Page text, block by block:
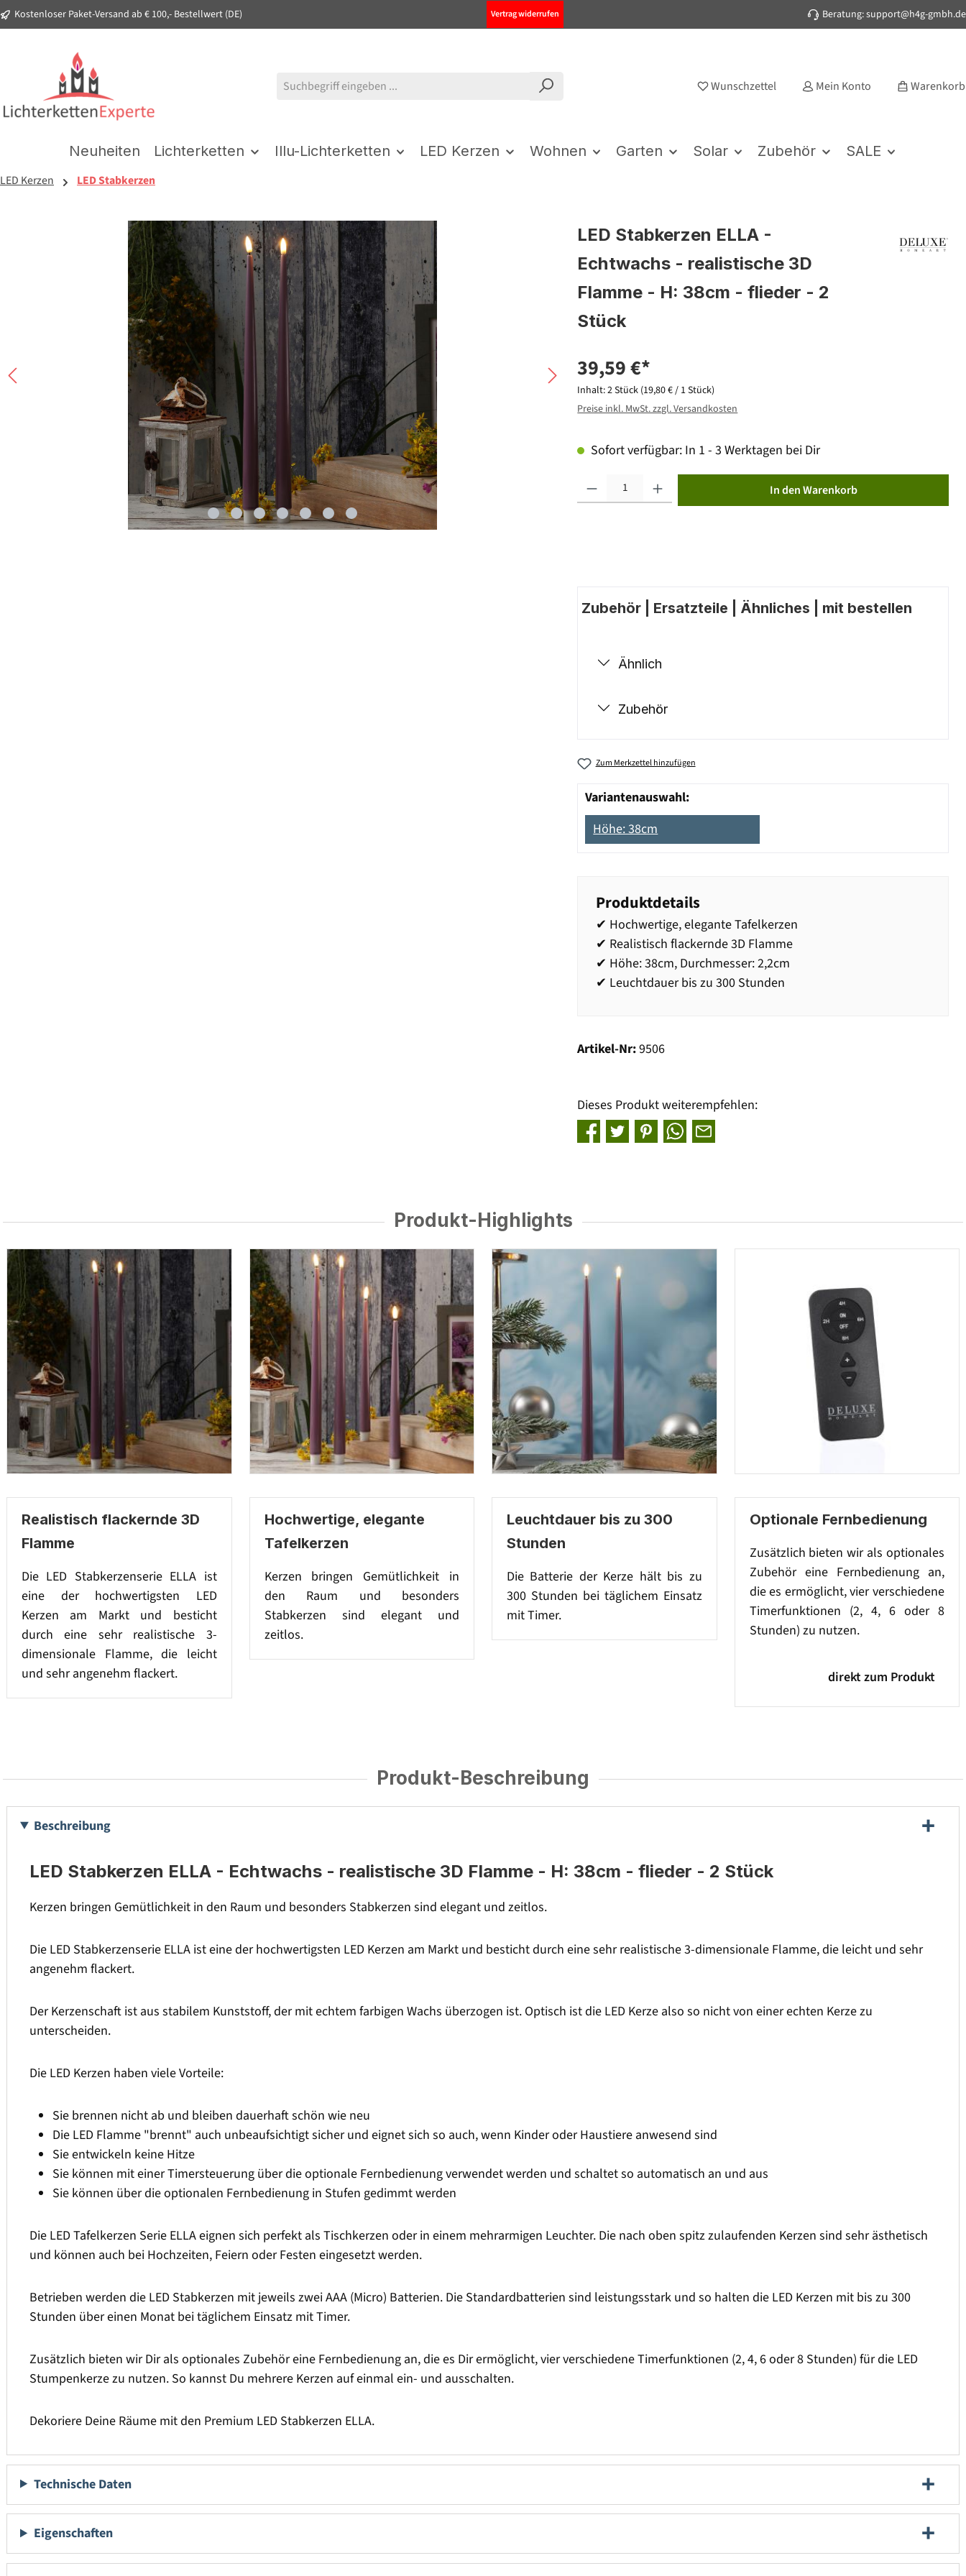
Zur Hauptnavigation springen
Kostenloser Paket-Versand ab € 100,- Bestellwert (DE) Vertrag widerrufen Beratung: support@h4g-gmbh.de
Wunschzettel Mein Konto Warenkorb
Neuheiten Lichterketten Illu-Lichterketten LED Kerzen Wohnen Garten Solar Zubehör SALE
LED Kerzen LED Stabkerzen
Bildergalerie überspringen
LED Stabkerzen ELLA -
Echtwachs - realistische 3D
Flamme - H: 38cm - flieder - 2
Stück
39,59 €*
Inhalt:2 Stück (19,80 € / 1 Stück)
Preise inkl. MwSt. zzgl. Versandkosten
Sofort verfügbar: In 1 - 3 Werktagen bei Dir
In den Warenkorb
Zubehör | Ersatzteile | Ähnliches | mit bestellen
Ähnlich
Zubehör
Zum Merkzettel hinzufügen
Variantenauswahl:
Höhe: 38cm
Produktdetails
✔ Hochwertige, elegante Tafelkerzen
✔ Realistisch flackernde 3D Flamme
✔ Höhe: 38cm, Durchmesser: 2,2cm
✔ Leuchtdauer bis zu 300 Stunden
Artikel-Nr:9506
Dieses Produkt weiterempfehlen:
Produkt-Highlights
Realistisch flackernde 3D
Flamme
Die LED Stabkerzenserie ELLA ist
eine der hochwertigsten LED
Kerzen am Markt und besticht
durch eine sehr realistische 3-
dimensionale Flamme, die leicht
und sehr angenehm flackert.
Hochwertige, elegante
Tafelkerzen
Kerzen bringen Gemütlichkeit in
den Raum und besonders
Stabkerzen sind elegant und
zeitlos.
Leuchtdauer bis zu 300
Stunden
Die Batterie der Kerze hält bis zu
300 Stunden bei täglichem Einsatz
mit Timer.
Optionale Fernbedienung
Zusätzlich bieten wir als optionales
Zubehör eine Fernbedienung an,
die es ermöglicht, vier verschiedene
Timerfunktionen (2, 4, 6 oder 8
Stunden) zu nutzen.
direkt zum Produkt
Produkt-Beschreibung
Beschreibung
LED Stabkerzen ELLA - Echtwachs - realistische 3D Flamme - H: 38cm - flieder - 2 Stück
Kerzen bringen Gemütlichkeit in den Raum und besonders Stabkerzen sind elegant und zeitlos.
Die LED Stabkerzenserie ELLA ist eine der hochwertigsten LED Kerzen am Markt und besticht durch eine sehr realistische 3-dimensionale Flamme, die leicht und sehr
angenehm flackert.
Der Kerzenschaft ist aus stabilem Kunststoff, der mit echtem farbigen Wachs überzogen ist. Optisch ist die LED Kerze also so nicht von einer echten Kerze zu
unterscheiden.
Die LED Kerzen haben viele Vorteile:
Sie brennen nicht ab und bleiben dauerhaft schön wie neu
Die LED Flamme "brennt" auch unbeaufsichtigt sicher und eignet sich so auch, wenn Kinder oder Haustiere anwesend sind
Sie entwickeln keine Hitze
Sie können mit einer Timersteuerung über die optionale Fernbedienung verwendet werden und schaltet so automatisch an und aus
Sie können über die optionalen Fernbedienung in Stufen gedimmt werden
Die LED Tafelkerzen Serie ELLA eignen sich perfekt als Tischkerzen oder in einem mehrarmigen Leuchter. Die nach oben spitz zulaufenden Kerzen sind sehr ästhetisch
und können auch bei Hochzeiten, Feiern oder Festen eingesetzt werden.
Betrieben werden die LED Stabkerzen mit jeweils zwei AAA (Micro) Batterien. Die Standardbatterien sind leistungsstark und so halten die LED Kerzen mit bis zu 300
Stunden über einen Monat bei täglichem Einsatz mit Timer.
Zusätzlich bieten wir Dir als optionales Zubehör eine Fernbedienung an, die es Dir ermöglicht, vier verschiedene Timerfunktionen (2, 4, 6 oder 8 Stunden) für die LED
Stumpenkerze zu nutzen. So kannst Du mehrere Kerzen auf einmal ein- und ausschalten.
Dekoriere Deine Räume mit den Premium LED Stabkerzen ELLA.
Technische Daten
Eigenschaften